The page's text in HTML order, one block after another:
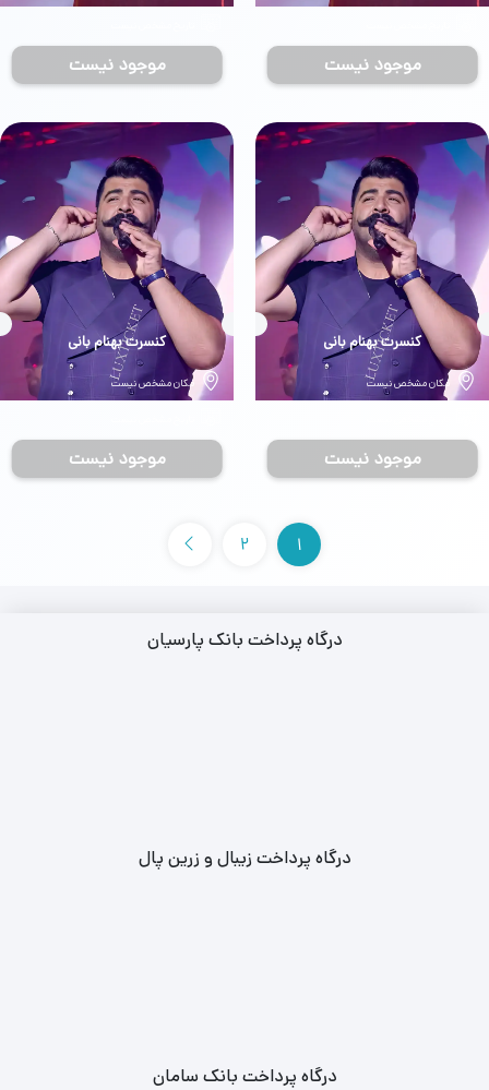
موجود نیست موجود نیست
بلیط
کنسرت بهنام بانی
مکان مشخص نیست
موجود نیست
بلیط
کنسرت بهنام بانی
مکان مشخص نیست
موجود نیست
1
2
درگاه پرداخت بانک پارسیان
درگاه پرداخت زیبال و زرین پال
درگاه پرداخت بانک سامان